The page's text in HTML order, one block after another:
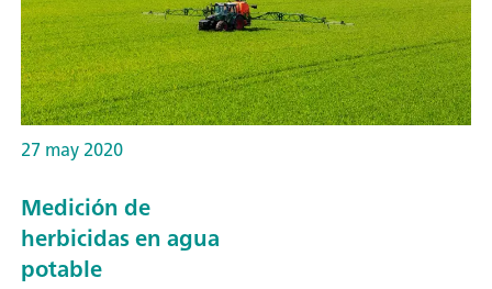
27 may 2020
Medición de
herbicidas en agua
potable